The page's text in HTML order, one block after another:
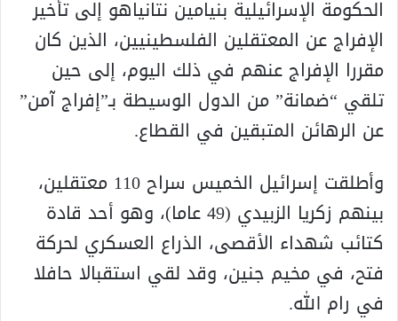
الحكومة الإسرائيلية بنيامين نتانياهو إلى تأخير
الإفراج عن المعتقلين الفلسطينيين، الذين كان
مقررا الإفراج عنهم في ذلك اليوم، إلى حين
تلقي “ضمانة” من الدول الوسيطة بـ”إفراج آمن”
عن الرهائن المتبقين في القطاع.
وأطلقت إسرائيل الخميس سراح 110 معتقلين،
بينهم زكريا الزبيدي (49 عاما)، وهو أحد قادة
كتائب شهداء الأقصى، الذراع العسكري لحركة
فتح، في مخيم جنين، وقد لقي استقبالا حافلا
في رام الله.